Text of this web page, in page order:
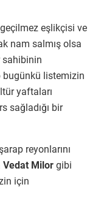
eşlikçisi ve
nam salmış olsa
sahibinin
bugünkü listemizin
yaftaları
sağladığı bir
reyonlarını
Vedat Milor gibi
için